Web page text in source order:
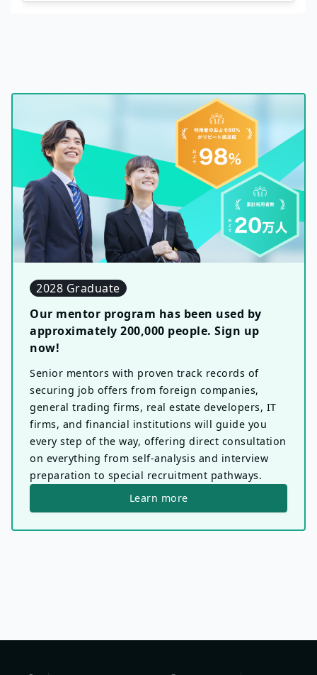
2028 Graduate
Our mentor program has been used by
approximately 200,000 people. Sign up
now!
Senior mentors with proven track records of
securing job offers from foreign companies,
general trading firms, real estate developers, IT
firms, and financial institutions will guide you
every step of the way, offering direct consultation
on everything from self-analysis and interview
preparation to special recruitment pathways.
Learn more